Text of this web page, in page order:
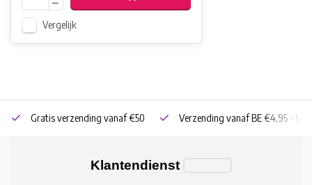
Vergelijk
Gratis verzending vanaf €50 Verzending vanaf BE €4,95 - NL
Klantendienst